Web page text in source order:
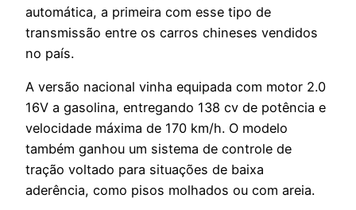
automática, a primeira com esse tipo de
transmissão entre os carros chineses vendidos
no país.
A versão nacional vinha equipada com motor 2.0
16V a gasolina, entregando 138 cv de potência e
velocidade máxima de 170 km/h. O modelo
também ganhou um sistema de controle de
tração voltado para situações de baixa
aderência, como pisos molhados ou com areia.